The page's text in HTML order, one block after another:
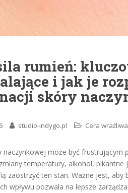
rumień:
i jak je
skóry
studio-indygo.pl Cera
naczynkowej może być frustrującym
temperatury, alkohol,
zaostrzyć ten stan. Ważne jest,
wpływu pozwala na lepsze